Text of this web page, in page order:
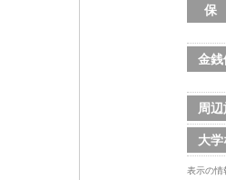
保
金
周
大
表示の情